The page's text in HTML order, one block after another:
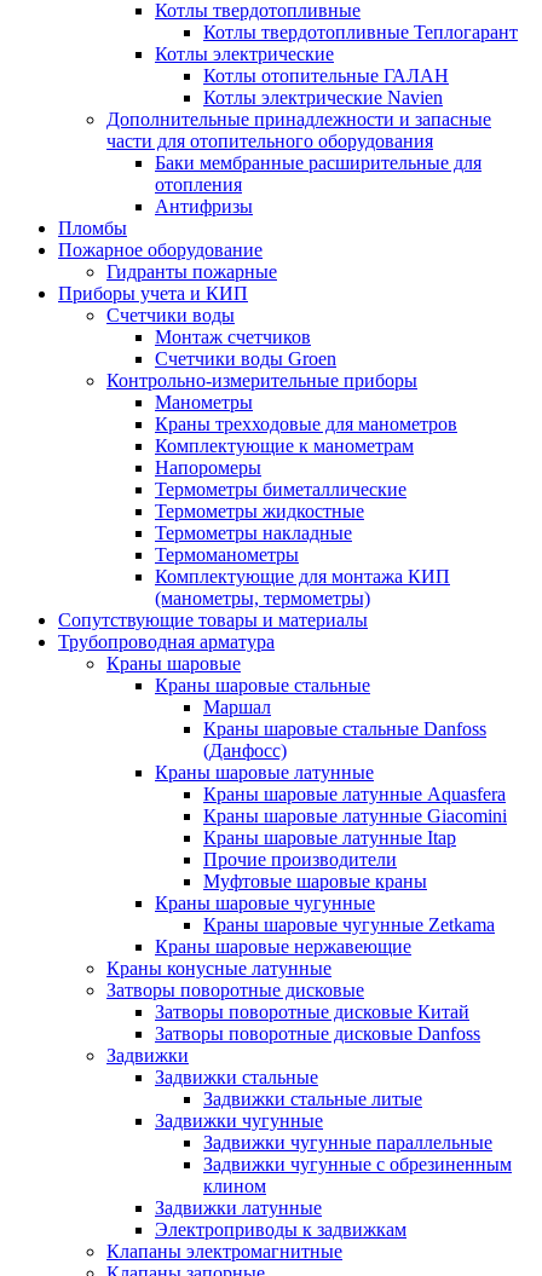
Котлы твердотопливные
Котлы твердотопливные Теплогарант
Котлы электрические
Котлы отопительные ГАЛАН
Котлы электрические Navien
Дополнительные принадлежности и запасные
части для отопительного оборудования
Баки мембранные расширительные для
отопления
Антифризы
Пломбы
Пожарное оборудование
Гидранты пожарные
Приборы учета и КИП
Счетчики воды
Монтаж счетчиков
Счетчики воды Groen
Контрольно-измерительные приборы
Манометры
Краны трехходовые для манометров
Комплектующие к манометрам
Напоромеры
Термометры биметаллические
Термометры жидкостные
Термометры накладные
Термоманометры
Комплектующие для монтажа КИП
(манометры, термометры)
Сопутствующие товары и материалы
Трубопроводная арматура
Краны шаровые
Краны шаровые стальные
Маршал
Краны шаровые стальные Danfoss
(Данфосс)
Краны шаровые латунные
Краны шаровые латунные Aquasfera
Краны шаровые латунные Giacomini
Краны шаровые латунные Itap
Прочие производители
Муфтовые шаровые краны
Краны шаровые чугунные
Краны шаровые чугунные Zetkama
Краны шаровые нержавеющие
Краны конусные латунные
Затворы поворотные дисковые
Затворы поворотные дисковые Китай
Затворы поворотные дисковые Danfoss
Задвижки
Задвижки стальные
Задвижки стальные литые
Задвижки чугунные
Задвижки чугунные параллельные
Задвижки чугунные с обрезиненным
клином
Задвижки латунные
Электроприводы к задвижкам
Клапаны электромагнитные